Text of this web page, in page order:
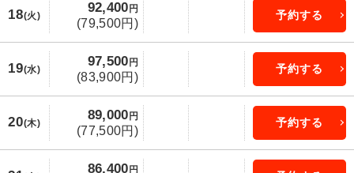
18(火)
92,400 円
(79,500円)
予約する
19(水)
97,500 円
(83,900円)
予約する
20(木)
89,000 円
(77,500円)
予約する
86,400 円